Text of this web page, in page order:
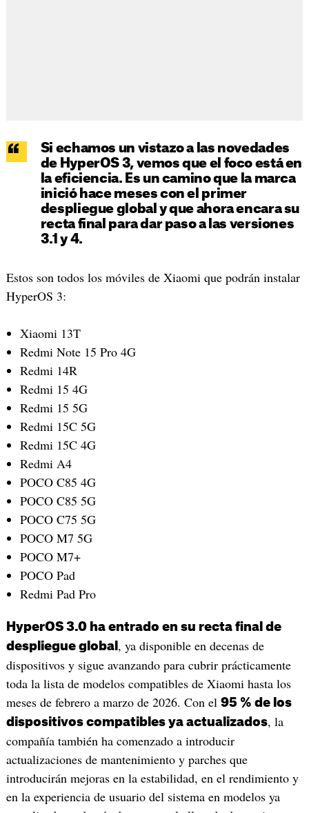
Si echamos un vistazo a las novedades
de HyperOS 3, vemos que el foco está en
la eficiencia. Es un camino que la marca
inició hace meses con el primer
despliegue global y que ahora encara su
recta final para dar paso a las versiones
3.1 y 4.
Estos son todos los móviles de Xiaomi que podrán instalar
HyperOS 3:
Xiaomi 13T
Redmi Note 15 Pro 4G
Redmi 14R
Redmi 15 4G
Redmi 15 5G
Redmi 15C 5G
Redmi 15C 4G
Redmi A4
POCO C85 4G
POCO C85 5G
POCO C75 5G
POCO M7 5G
POCO M7+
POCO Pad
Redmi Pad Pro
HyperOS 3.0 ha entrado en su recta final de
despliegue global , ya disponible en decenas de
dispositivos y sigue avanzando para cubrir prácticamente
toda la lista de modelos compatibles de Xiaomi hasta los
meses de febrero a marzo de 2026. Con el 95 % de los
dispositivos compatibles ya actualizados, la
compañía también ha comenzado a introducir
actualizaciones de mantenimiento y parches que
introducirán mejoras en la estabilidad, en el rendimiento y
en la experiencia de usuario del sistema en modelos ya